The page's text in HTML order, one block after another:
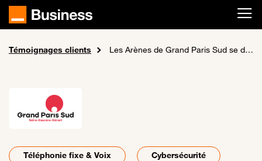
Passer au contenu principal
Accueil
Témoignages clients Les Arènes de Grand Paris Sud se dotent d’une connectivité indoor sécurisée et deviennent la salle de référence de l’esport en Europe
Téléphonie fixe & Voix Cybersécurité